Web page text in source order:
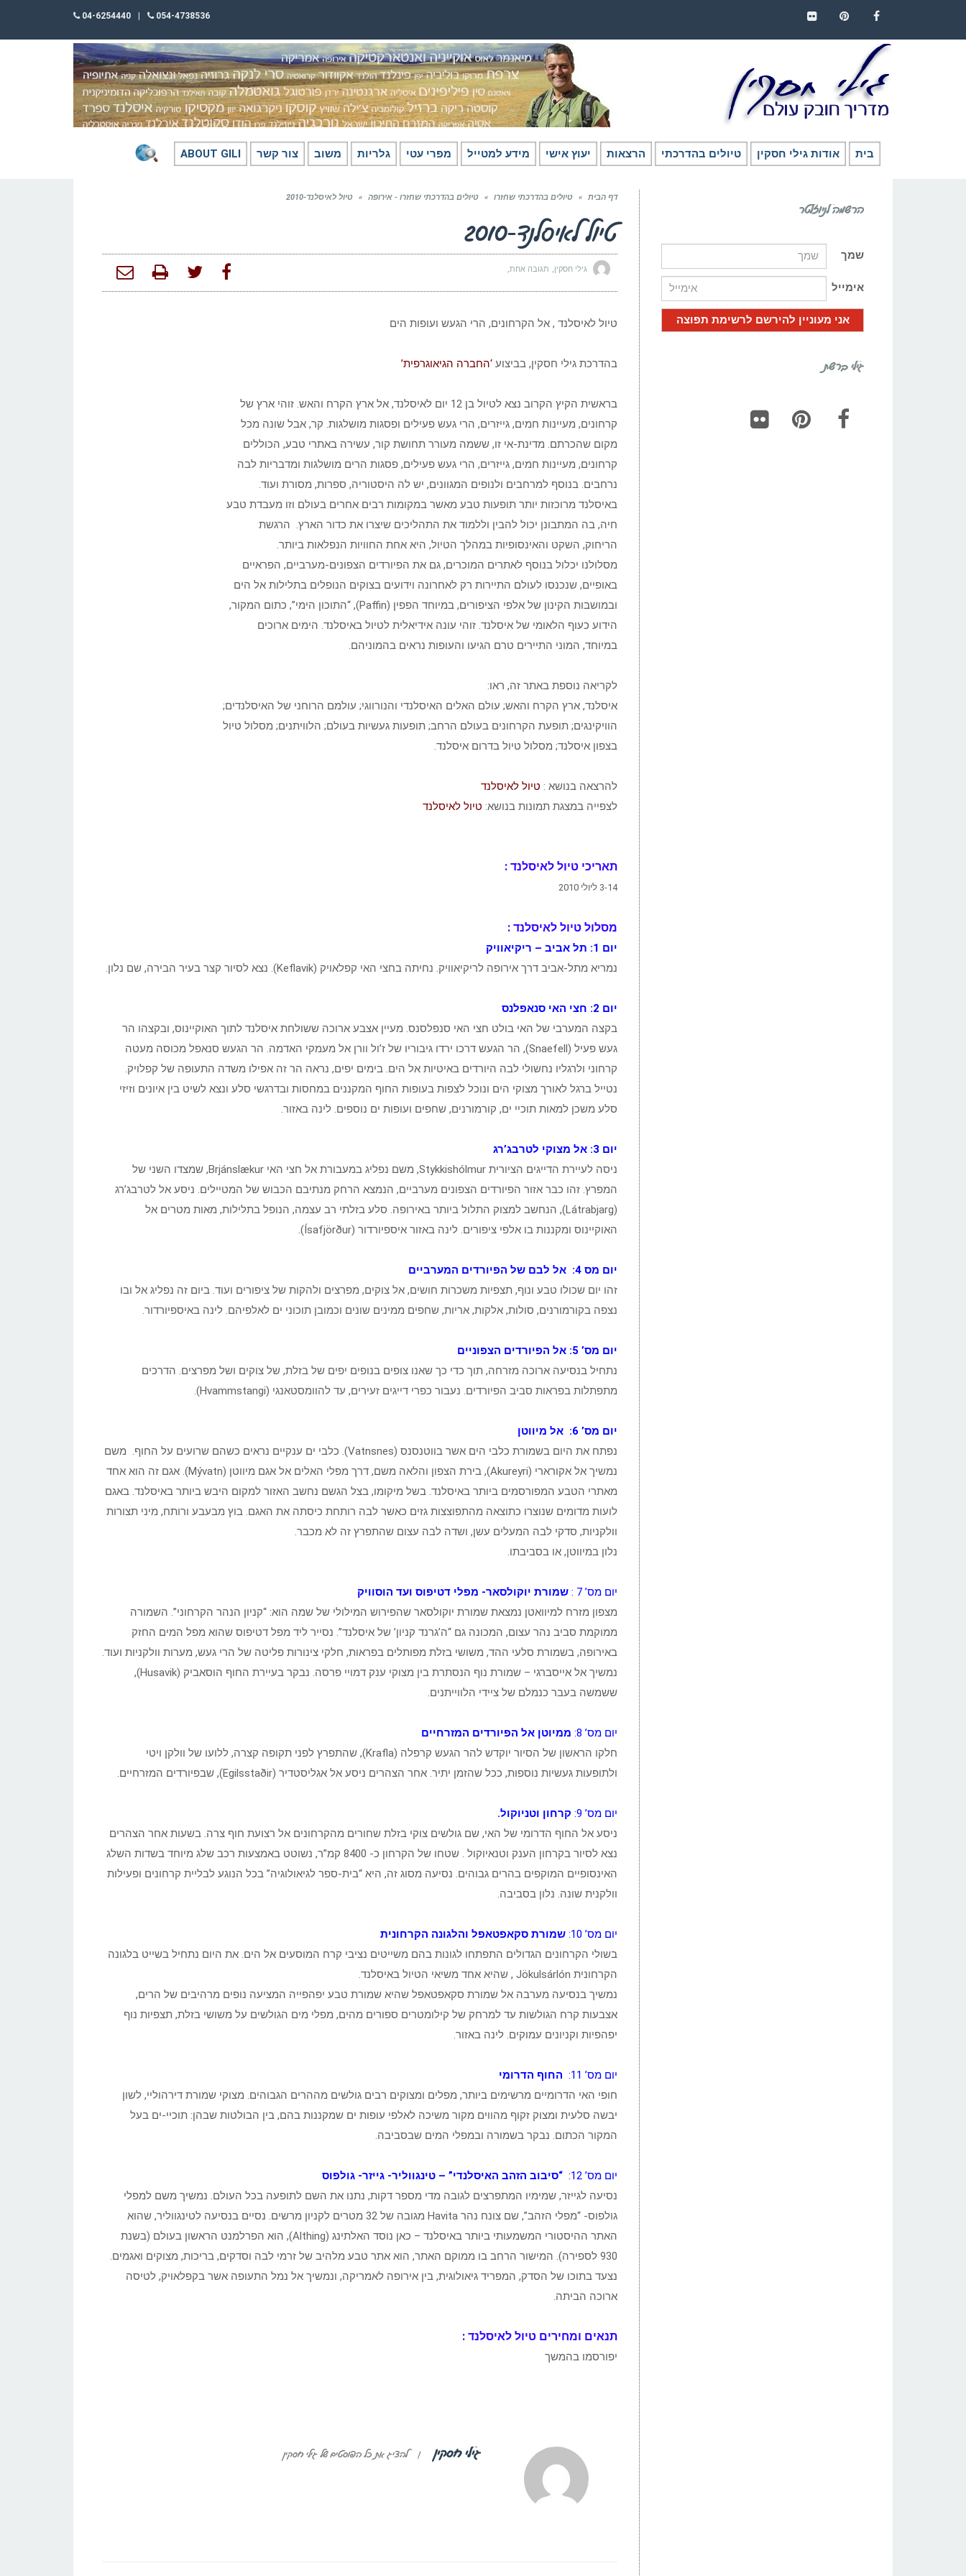
054-4738536
04-6254440
בית אודות גילי חסקין טיולים בהדרכתי הרצאות יעוץ אישי מידע למטייל מפרי עטי גלריות משוב צור קשר ABOUT GILI
דף הבית » טיולים בהדרכתי שחזרו » טיולים בהדרכתי שחזרו - אירופה » טיול לאיסלנד-2010
טיול לאיסלנד-2010
גילי חסקין תגובה אחת
טיול לאיסלנד , אל הקרחונים, הרי הגעש ועופות הים
בהדרכת גילי חסקין, בביצוע ‘החברה הגיאוגרפית’
בראשית הקיץ הקרוב נצא לטיול בן 12 יום לאיסלנד, אל ארץ הקרח והאש. זוהי ארץ של
קרחונים, מעיינות חמים, גייזרים, הרי געש פעילים ופסגות מושלגות. קר, אבל שונה מכל
מקום שהכרתם. מדינת-אי זו, ששמה מעורר תחושת קור, עשירה באתרי טבע, הכוללים
קרחונים, מעיינות חמים, גייזרים, הרי געש פעילים, פסגות הרים מושלגות ומדבריות לבה
נרחבים. בנוסף למרחבים ולנופים המגוונים, יש לה היסטוריה, ספרות, מסורת ועוד.
באיסלנד מרוכזות יותר תופעות טבע מאשר במקומות רבים אחרים בעולם וזו מעבדת טבע
חיה, בה המתבונן יכול להבין וללמוד את התהליכים שיצרו את כדור הארץ. הרגשת
הריחוק, השקט והאינסופיות במהלך הטיול, היא אחת החוויות הנפלאות ביותר.
מסלולנו יכלול בנוסף לאתרים המוכרים, גם את הפיורדים הצפונים-מערביים, הפראיים
באופיים, שנכנסו לעולם התיירות רק לאחרונה וידועים בצוקים הנופלים בתלילות אל הים
ובמושבות הקינון של אלפי הציפורים, במיוחד הפפין (Paffin), “התוכון הימי”, כתום המקור,
הידוע כעוף הלאומי של איסלנד. זוהי עונה אידיאלית לטיול באיסלנד. הימים ארוכים
במיוחד, המוני התיירים טרם הגיעו והעופות נראים בהמוניהם.
לקריאה נוספת באתר זה, ראו:
איסלנד, ארץ הקרח והאש; עולם האלים האיסלנדי והנורווגי; עולמם הרוחני של האיסלנדים;
הוויקינגים; תופעת הקרחונים בעולם הרחב; תופעות געשיות בעולם; הלוויתנים; מסלול טיול
בצפון איסלנד; מסלול טיול בדרום איסלנד.
להרצאה בנושא : טיול לאיסלנד
לצפייה במצגת תמונות בנושא: טיול לאיסלנד
תאריכי טיול לאיסלנד :
3-14 ליולי 2010
מסלול טיול לאיסלנד :
יום 1: תל אביב – ריקיאוויק
נמריא מתל-אביב דרך אירופה לריקיאוויק. נחיתה בחצי האי קפלאויק (Keflavik). נצא לסיור קצר בעיר הבירה, שם נלון.
יום 2: חצי האי סנאפלנס
בקצה המערבי של האי בולט חצי האי סנפלסנס. מעיין אצבע ארוכה ששולחת איסלנד לתוך האוקיינוס, ובקצהו הר
געש פעיל (Snaefell), הר הגעש דרכו ירדו גיבוריו של ז’ול וורן אל מעמקי האדמה. הר הגעש סנאפל מכוסה מעטה
קרחוני ולרגליו נחשולי לבה היורדים באיטיות אל הים. בימים יפים, נראה הר זה אפילו משדה התעופה של קפלויק.
נטייל ברגל לאורך מצוקי הים ונוכל לצפות בעופות החוף המקננים במחסות ובדרגשי סלע ונצא לשיט בין איונים וזיזי
סלע משכן למאות תוכיי ים, קורמורנים, שחפים ועופות ים נוספים. לינה באזור.
יום 3: אל מצוקי לטרבג’רג
ניסה לעיירת הדייגים הציורית Stykkishólmur, משם נפליג במעבורת אל חצי האי Brjánslækur, שמצדו השני של
המפרץ. זהו כבר אזור הפיורדים הצפונים מערביים, הנמצא הרחק מנתיבם הכבוש של המטיילים. ניסע אל לטרבג’רג
(Látrabjarg), הנחשב למצוק התלול ביותר באירופה. סלע בזלתי רב עצמה, הנופל בתלילות, מאות מטרים אל
האוקיינוס ומקננות בו אלפי ציפורים. לינה באזור איספיורדור (Ísafjörður).
יום מס 4: אל לבם של הפיורדים המערביים
זהו יום שכולו טבע ונוף, תצפיות משכרות חושים, אל צוקים, מפרצים ולהקות של ציפורים ועוד. ביום זה נפליג אל ובו
נצפה בקורמורנים, סולות, אלקות, אריות, שחפים ממינים שונים וכמובן תוכוני ים לאלפיהם. לינה באיספיורדור.
יום מס’ 5: אל הפיורדים הצפוניים
נתחיל בנסיעה ארוכה מזרחה, תוך כדי כך שאנו צופים בנופים יפים של בזלת, של צוקים ושל מפרצים. הדרכים
מתפתלות בפראות סביב הפיורדים. נעבור כפרי דייגים זעירים, עד להוומסטאנגי (Hvammstangi).
יום מס’ 6: אל מיווטן
נפתח את היום בשמורת כלבי הים אשר בווטנסנס (Vatnsnes). כלבי ים ענקיים נראים כשהם שרועים על החוף. משם
נמשיך אל אקורארי (Akureyri), בירת הצפון והלאה משם, דרך מפלי האלים אל אגם מיווטן (Mývatn). אגם זה הוא אחד
מאתרי הטבע המפורסמים ביותר באיסלנד. בשל מיקומו, בצל הגשם נחשב האזור למקום היבש ביותר באיסלנד. באגם
לועות מדומים שנוצרו כתוצאה מהתפוצצות גזים כאשר לבה רותחת כיסתה את האגם. בוץ מבעבע ורותח, מיני תצורות
וולקניות, סדקי לבה המעלים עשן, ושדה לבה עצום שהתפרץ זה לא מכבר.
נלון במיווטן, או בסביבתו.
יום מס’ 7 :
שמורת יוקולסאר- מפלי דטיפוס ועד הוסוויק
מצפון מזרח למיוואטן נמצאת שמורת יוקולסאר שהפירוש המילולי של שמה הוא: “קניון הנהר הקרחוני”. השמורה
ממוקמת סביב נהר עצום, המכונה גם “ה’גרנד קניון’ של איסלנד”. נסייר ליד מפל דטיפוס שהוא מפל המים החזק
באירופה, בשמורת סלעי ההד, משושי בזלת מפותלים בפראות, חלקי צינורות פליטה של הרי געש, מערות וולקניות ועוד.
נמשיך אל אייסברגי – שמורת נוף הנסתרת בין מצוקי ענק דמויי פרסה. נבקר בעיירת החוף הוסאביק (Husavik),
ששמשה בעבר כנמלם של ציידי הלווייתנים.
יום מס’ 8:
ממיוטן אל הפיורדים המזרחיים
חלקו הראשון של הסיור יוקדש להר הגעש קרפלה (Krafla), שהתפרץ לפני תקופה קצרה, ללועו של וולקן ויטי
ולתופעות געשיות נוספות, ככל שהזמן יתיר. אחר הצהרים ניסע אל אגליסטדיר (Egilsstaðir), שבפיורדים המזרחיים.
יום מס’ 9:
קרחון וטניוקול.
ניסע אל החוף הדרומי של האי, שם גולשים צוקי בזלת שחורים מהקרחונים אל רצועת חוף צרה. בשעות אחר הצהרים
נצא לסיור בקרחון הענק וטנאיוקול . שטחו של הקרחון כ- 8400 קמ”ר, נשוטט באמצעות רכב שלג מיוחד בשדות השלג
האינסופיים המוקפים בהרים גבוהים. נסיעה מסוג זה, היא “בית-ספר לגיאולוגיה” בכל הנוגע לבליית קרחונים ופעילות
וולקנית שונה. נלון בסביבה.
יום מס’ 10:
שמורת סקאפטאפל והלגונה הקרחונית
בשולי הקרחונים הגדולים התפתחו לגונות בהם משייטים נציבי קרח המוסעים אל הים. את היום נתחיל בשייט בלגונה
הקרחונית Jökulsárlón , שהיא אחד משיאי הטיול באיסלנד.
נמשיך בנסיעה מערבה אל שמורת סקאפטאפל שהיא שמורת טבע יפהפייה המציעה נופים מרהיבים של הרים,
אצבעות קרח הגולשות עד למרחק של קילומטרים ספורים מהים, מפלי מים הגולשים על משושי בזלת, תצפיות נוף
יפהפיות וקניונים עמוקים. לינה באזור.
יום מס’ 11:
החוף הדרומי
חופי האי הדרומיים מרשימים ביותר, מפלים ומצוקים רבים גולשים מההרים הגבוהים. מצוקי שמורת דירהוליי, לשון
יבשה סלעית ומצוק זקוף מהווים מקור משיכה לאלפי עופות ים שמקננות בהם, בין הבולטות שבהן: תוכיי-ים בעל
המקור הכתום. נבקר בשמורה ובמפלי המים שבסביבה.
יום מס’ 12:
“סיבוב הזהב האיסלנדי” – טינגווליר- גייזר- גולפוס
נסיעה לגייזר, שמימיו המתפרצים לגובה מדי מספר דקות, נתנו את השם לתופעה בכל העולם. נמשיך משם למפלי
גולפוס- “מפלי הזהב”, שם צונח נהר Havita מגובה של 32 מטרים לקניון מרשים. נסיים בנסיעה לטינגווליר, שהוא
האתר ההיסטורי המשמעותי ביותר באיסלנד – כאן נוסד האלתינג (Althing), הוא הפרלמנט הראשון בעולם (בשנת
930 לספירה). המישור הרחב בו ממוקם האתר, הוא אתר טבע מלהיב של זרמי לבה וסדקים, בריכות, מצוקים ואגמים.
נצעד בתוכו של הסדק, המפריד גיאולוגית, בין אירופה לאמריקה, ונמשיך אל נמל התעופה אשר בקפלאויק, לטיסה
ארוכה הביתה.
תנאים ומחירים טיול לאיסלנד :
יפורסמו בהמשך
גילי חסקין | להציג את כל הפוסטים של גילי חסקין
הרשמה לניוזלטר
שמך
אימייל
גילי ברשת